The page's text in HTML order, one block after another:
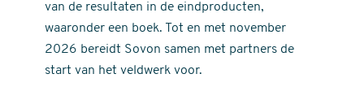
van de resultaten in de eindproducten,
waaronder een boek. Tot en met november
2026 bereidt Sovon samen met partners de
start van het veldwerk voor.